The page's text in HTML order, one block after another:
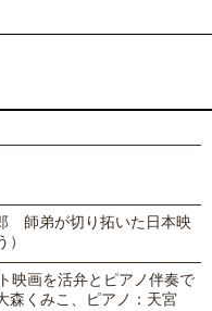
師弟が切り拓いた日本映
映画を活弁とピアノ伴奏で
森くみこ、ピアノ：天宮